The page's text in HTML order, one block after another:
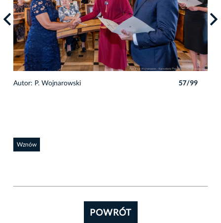
Autor: P. Wojnarowski 57/99
Wznów
POWRÓT